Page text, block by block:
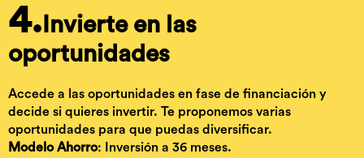
4. Invierte en las
oportunidades
Accede a las oportunidades en fase de financiación y
decide si quieres invertir. Te proponemos varias
oportunidades para que puedas diversificar.
Modelo Ahorro: Inversión a 36 meses.